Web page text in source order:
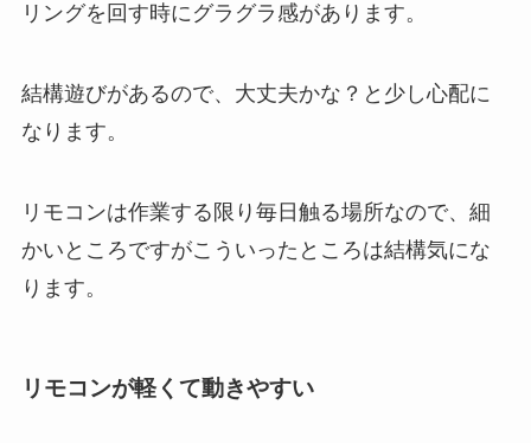
リングを回す時にグラグラ感があります。
結構遊びがあるので、大丈夫かな？と少し心配に
なります。
リモコンは作業する限り毎日触る場所なので、細
かいところですがこういったところは結構気にな
ります。
リモコンが軽くて動きやすい